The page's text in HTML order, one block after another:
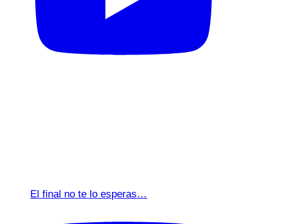
El final no te lo esperas…